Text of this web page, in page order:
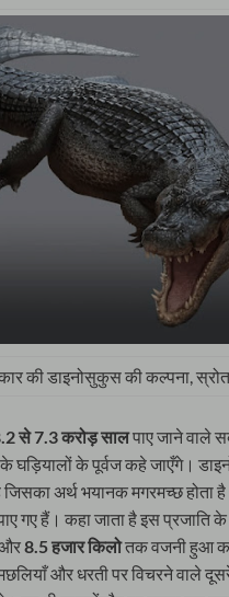
की डाइनोसुकुस की कल्पना,
से 7.3 करोड़ सालपाए जाने वाले
घड़ियालों के पूर्वज कहे जाएँगे।
अर्थ भयानक मगरमच्छ होता
गए हैं। कहा जाता है इस प्रजाति
8.5 हजार किलोतक वजनी हुआ
और धरती पर विचरने वाले